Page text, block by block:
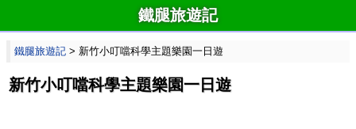
鐵腿旅遊記
鐵腿旅遊記 > 新竹小叮噹科學主題樂園一日遊
新竹小叮噹科學主題樂園一日遊